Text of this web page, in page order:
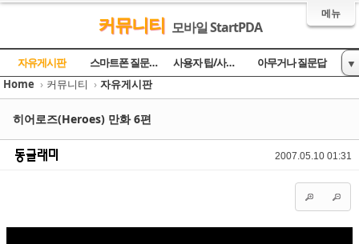
메뉴
커뮤니티 모바일 StartPDA
자유게시판 스마트폰 질문과 답 사용자 팁/사용기
아무거나 질문답
토론의 장
▼
Home › 커뮤니티 › 자유게시판
2007.05.10 01:31
히어로즈(Heroes) 만화 6편
Sketchbook5, 스케치북5
Sketchbook5, 스케치북5
Sketchbook5, 스케치북5
Sketchbook5, 스케치북5